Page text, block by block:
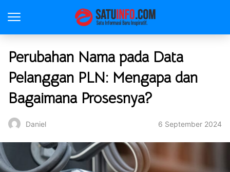
Perubahan Nama pada Data
Pelanggan PLN: Mengapa dan
Bagaimana Prosesnya?
Daniel 6 September 2024